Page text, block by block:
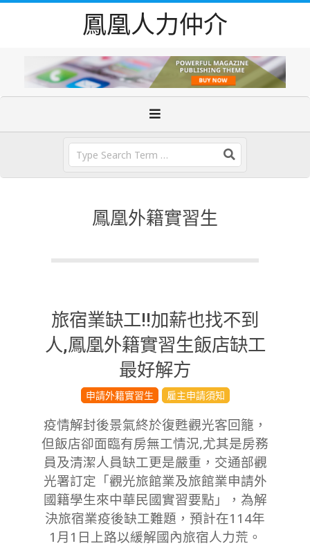
鳳凰人力仲介
鳳凰外籍實習生
旅宿業缺工!!加薪也找不到
人,鳳凰外籍實習生飯店缺工
最好解方
23
申請外籍實習生 雇主申請須知
疫情解封後景氣終於復甦觀光客回籠，
但飯店卻面臨有房無工情況,尤其是房務
員及清潔人員缺工更是嚴重，交通部觀
光署訂定「觀光旅館業及旅館業申請外
國籍學生來中華民國實習要點」，為解
決旅宿業疫後缺工難題，預計在114年
1月1日上路以緩解國內旅宿人力荒。